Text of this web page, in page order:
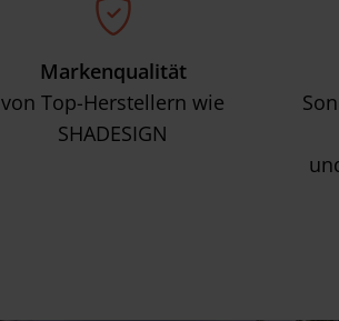
w
Markenqualität
von Top-Herstellern wie
SHADESIGN